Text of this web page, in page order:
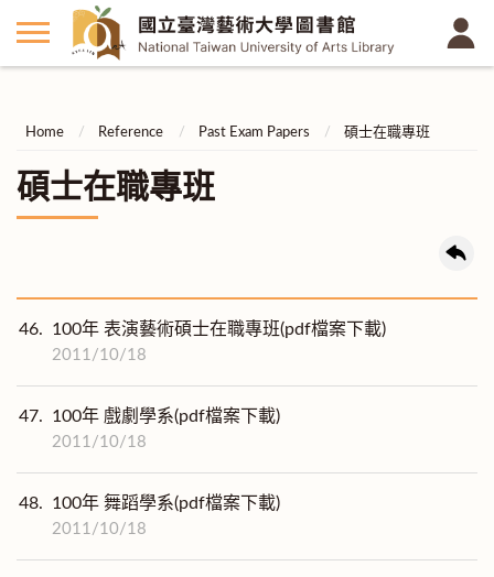
Home Reference Past Exam Papers 碩士在職專班
碩士在職專班
46. 100年 表演藝術碩士在職專班(pdf檔案下載)
2011/10/18
47. 100年 戲劇學系(pdf檔案下載)
2011/10/18
48. 100年 舞蹈學系(pdf檔案下載)
2011/10/18